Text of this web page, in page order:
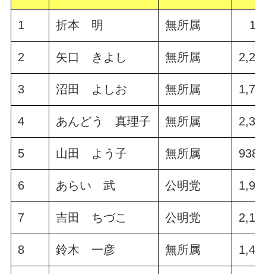
1 折本 明 無所属
2 矢口 きよし 無所属
3 沼田 よしお 無所属
4 あんどう 真理子 無所属
5 山田 よう子 無所属
6 あらい 武 公明党
7 吉田 ちづこ 公明党
8 鈴木 一彦 無所属